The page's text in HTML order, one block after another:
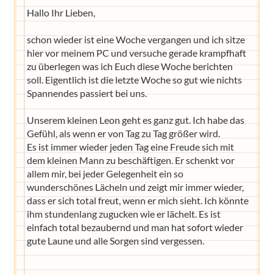
Hallo Ihr Lieben,
schon wieder ist eine Woche vergangen und ich sitze
hier vor meinem PC und versuche gerade krampfhaft
zu überlegen was ich Euch diese Woche berichten
soll. Eigentlich ist die letzte Woche so gut wie nichts
Spannendes passiert bei uns.
Unserem kleinen Leon geht es ganz gut. Ich habe das
Gefühl, als wenn er von Tag zu Tag größer wird.
Es ist immer wieder jeden Tag eine Freude sich mit
dem kleinen Mann zu beschäftigen. Er schenkt vor
allem mir, bei jeder Gelegenheit ein so
wunderschönes Lächeln und zeigt mir immer wieder,
dass er sich total freut, wenn er mich sieht. Ich könnte
ihm stundenlang zugucken wie er lächelt. Es ist
einfach total bezaubernd und man hat sofort wieder
gute Laune und alle Sorgen sind vergessen.